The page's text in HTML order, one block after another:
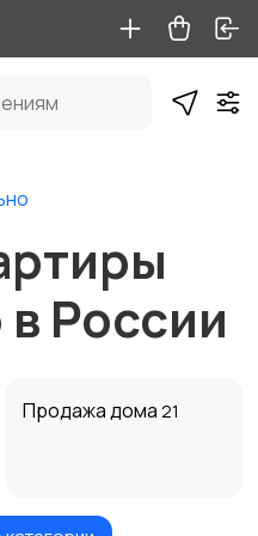
России
Продажа дома 21